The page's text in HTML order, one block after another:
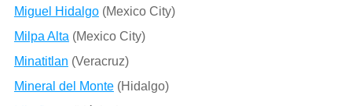
Miguel Hidalgo(Mexico City)
Milpa Alta (Mexico City)
Minatitlan (Veracruz)
Mineral del Monte(Hidalgo)